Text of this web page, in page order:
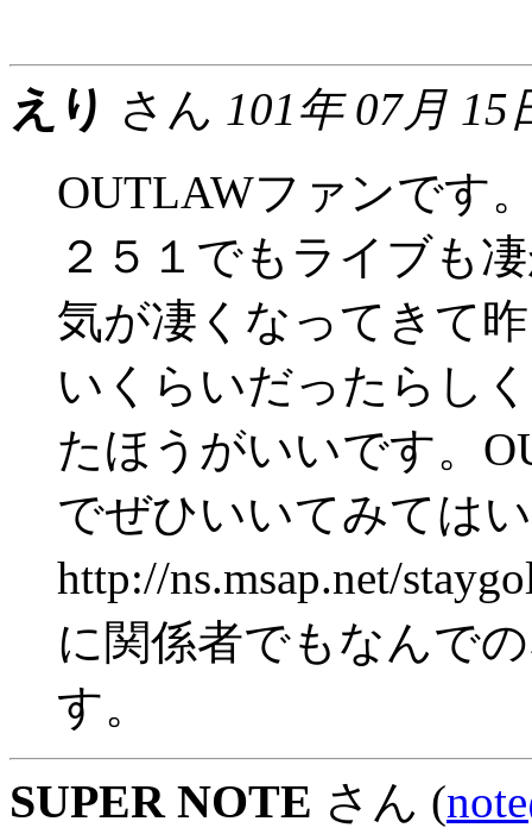
えり さん 101年 07月 15
OUTLAWファンです
２５１でもライブも
気が凄くなってきて
いくらいだったらし
たほうがいいです。
でぜひいいてみては
http://ns.msap.net/
に関係者でもなんで
す。
SUPER NOTE さん (